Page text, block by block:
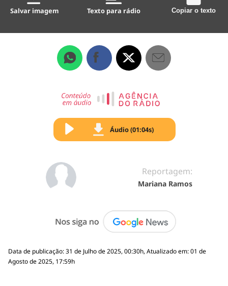
Salvar imagem Texto para rádio Copiar o texto
Áudio (01:04s)
Reportagem:
Mariana Ramos
Data de publicação: 31 de Julho de 2025, 00:30h, Atualizado em: 01 de
Agosto de 2025, 17:59h